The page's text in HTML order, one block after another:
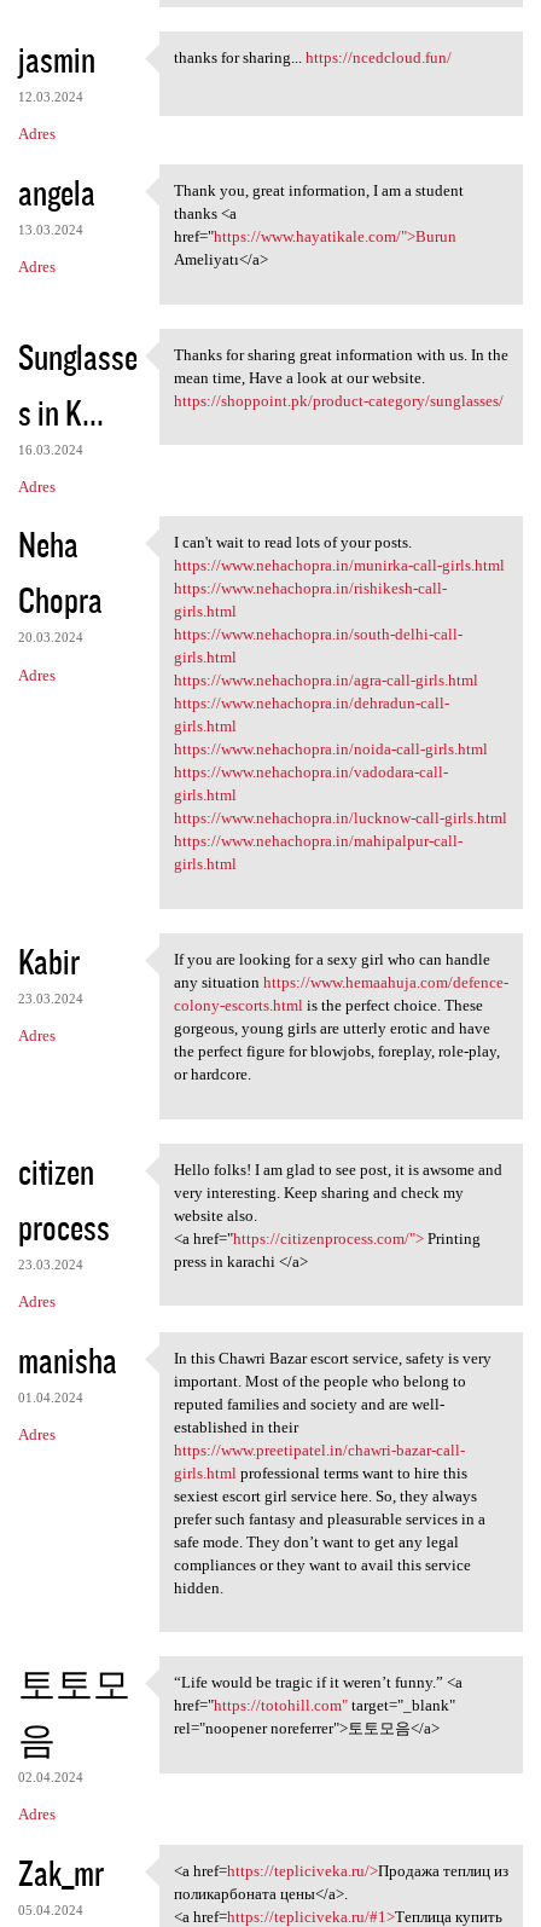
jasmin
12.03.2024
Adres
thanks for sharing... https:/
thanks for sharing... https://ncedcloud.fun/
angela
13.03.2024
Adres
Thank you, great information,
Thank you, great information, I am a student
thanks <a
href="https://www.hayatikale.com/">Burun
Ameliyatı</a>
Sunglasse
s in K...
16.03.2024
Adres
Thanks for sharing great
Thanks for sharing great information with us. In the
mean time, Have a look at our website.
https://shoppoint.pk/product-category/sunglasses/
Neha
Chopra
20.03.2024
Adres
I can't wait to read lots of
I can't wait to read lots of your posts.
https://www.nehachopra.in/munirka-call-girls.html
https://www.nehachopra.in/rishikesh-call-
girls.html
https://www.nehachopra.in/south-delhi-call-
girls.html
https://www.nehachopra.in/agra-call-girls.html
https://www.nehachopra.in/dehradun-call-
girls.html
https://www.nehachopra.in/noida-call-girls.html
https://www.nehachopra.in/vadodara-call-
girls.html
https://www.nehachopra.in/lucknow-call-girls.html
https://www.nehachopra.in/mahipalpur-call-
girls.html
Kabir
23.03.2024
Adres
If you are looking for a sexy
If you are looking for a sexy girl who can handle
any situation https://www.hemaahuja.com/defence-
colony-escorts.htmlis the perfect choice. These
gorgeous, young girls are utterly erotic and have
the perfect figure for blowjobs, foreplay, role-play,
or hardcore.
citizen
process
23.03.2024
Adres
Hello folks! I am glad to see
Hello folks! I am glad to see post, it is awsome and
very interesting. Keep sharing and check my
website also.
<a href="https://citizenprocess.com/">Printing
press in karachi </a>
manisha
01.04.2024
Adres
In this Chawri Bazar escort
In this Chawri Bazar escort service, safety is very
important. Most of the people who belong to
reputed families and society and are well-
established in their
https://www.preetipatel.in/chawri-bazar-call-
girls.html professional terms want to hire this
sexiest escort girl service here. So, they always
prefer such fantasy and pleasurable services in a
safe mode. They don’t want to get any legal
compliances or they want to avail this service
hidden.
토토모
음
02.04.2024
Adres
“Life would be tragic if it
“Life would be tragic if it weren’t funny.” <a
href="https://totohill.com"target="_blank"
rel="noopener noreferrer">토토모음</a>
Zak_mr
05.04.2024
<a href=https://tepliciveka
<a href=https://tepliciveka.ru/>Продажа теплиц из
поликарбоната цены</a>.
<a href=https://tepliciveka.ru/#1>Теплица купить